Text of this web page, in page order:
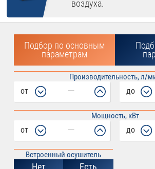
воздуха.
Подбор по основным
параметрам
Производительность, л/
от до
Мощность, кВт
от до
Встроенный осушитель
Нет Есть